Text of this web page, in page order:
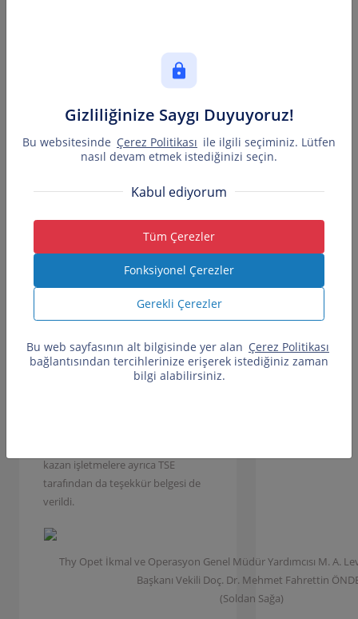
verilmektedir. "Yeşil Havaalanı
Projesi uygulama esasları"nı
başvurarak belgelendiriliyor.
Belgelendirilen kuruluşların
SHGM’nin değerlendirmesinden
kazanmaktadır. Bu yılda 13
faaliyetleri kapsamında 72 tane
olarak artış gösteren gürültü ve
emisyonun azaltılması, hava
ve atık suların yönetimi, kimyasal
maddelerin kontrolün sağlaması
kazan işletmelere ayrıca TSE
tarafından da teşekkür belgesi de
verildi.
Thy Opet İkmal ve Operasyon Genel Müdür Yardımcısı M. A.
Başkanı Vekili Doç. Dr. Mehmet Fahrettin
(Soldan Sağa)
Gizliliğinize Saygı Duyuyoruz!
Bu websitesinde Çerez Politikası ile ilgili seçiminiz. Lütfen
nasıl devam etmek istediğinizi seçin.
Kabul ediyorum
Tüm Çerezler
Fonksiyonel Çerezler
Gerekli Çerezler
Bu web sayfasının alt bilgisinde yer alan Çerez Politikası
bağlantısından tercihlerinize erişerek istediğiniz zaman
bilgi alabilirsiniz.